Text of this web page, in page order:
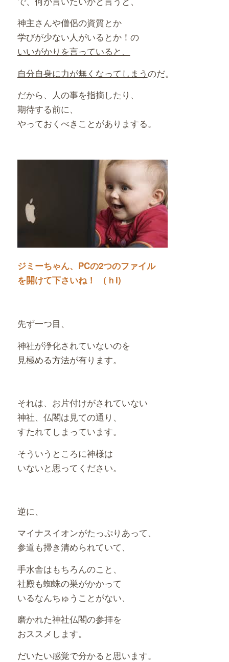
神主さんや僧侶の資質とか
学びが少ない人がいるとか！の
いいがかりを言っていると、
自分自身に力が無くなってしまうのだ。
だから、人の事を指摘したり、
期待する前に、
やっておくべきことがありまする。
ジミーちゃん、PCの2つのファイル
を開けて下さいね！ （ｈi)
先ず一つ目、
神社が浄化されていないのを
見極める方法が有ります。
それは、お片付けがされていない
神社、仏閣は見ての通り、
すたれてしまっています。
そういうところに神様は
いないと思ってください。
逆に、
マイナスイオンがたっぷりあって、
参道も掃き清められていて、
手水舎はもちろんのこと、
社殿も蜘蛛の巣がかかって
いるなんちゅうことがない、
磨かれた神社仏閣の参拝を
おススメします。
だいたい感覚で分かると思います。